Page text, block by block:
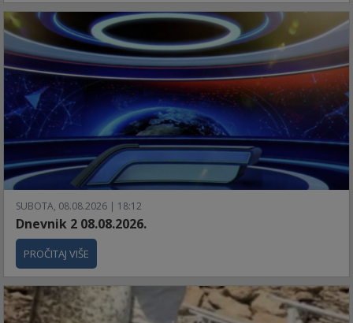
SUBOTA, 08.08.2026 | 18:12
Dnevnik 2 08.08.2026.
PROČITAJ VIŠE